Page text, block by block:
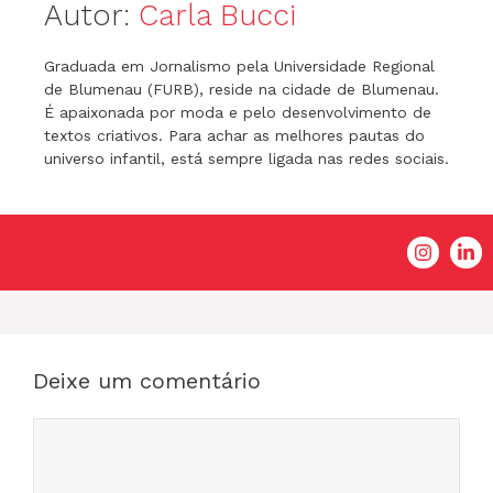
Autor: Carla Bucci
Graduada em Jornalismo pela Universidade Regional
de Blumenau (FURB), reside na cidade de Blumenau.
É apaixonada por moda e pelo desenvolvimento de
textos criativos. Para achar as melhores pautas do
universo infantil, está sempre ligada nas redes sociais.
Deixe um comentário